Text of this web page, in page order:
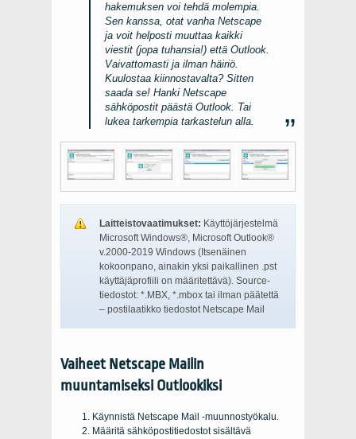
hakemuksen voi tehdä molempia.
Sen kanssa, otat vanha Netscape
ja voit helposti muuttaa kaikki
viestit (jopa tuhansia!) että Outlook.
Vaivattomasti ja ilman häiriö.
Kuulostaa kiinnostavalta? Sitten
saada se! Hanki Netscape
sähköpostit päästä Outlook. Tai
lukea tarkempia tarkastelun alla.
Laitteistovaatimukset: Käyttöjärjestelmä
Microsoft Windows®, Microsoft Outlook®
v.2000-2019 Windows (Itsenäinen
kokoonpano, ainakin yksi paikallinen .pst
käyttäjäprofiili on määritettävä). Source-
tiedostot: *.MBX, *.mbox tai ilman päätettä
– postilaatikko tiedostot Netscape Mail
Vaiheet Netscape Mailin
muuntamiseksi Outlookiksi
Käynnistä Netscape Mail -muunnostyökalu.
Määritä sähköpostitiedostot sisältävä